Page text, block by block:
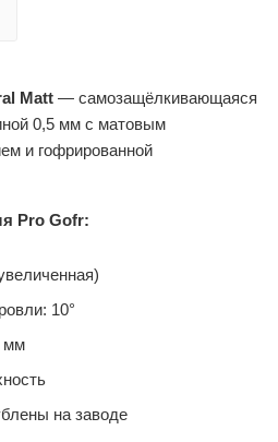
Matt — самозащёлкивающаяся
0,5 мм с матовым
и гофрированной
Pro Gofr:
10°
мм
на заводе